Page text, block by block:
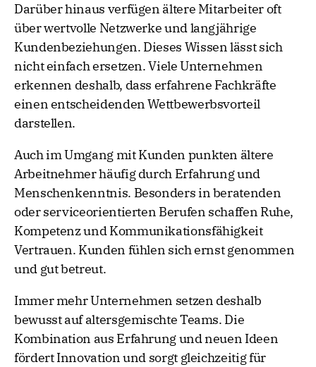
Darüber hinaus verfügen ältere Mitarbeiter oft
über wertvolle Netzwerke und langjährige
Kundenbeziehungen. Dieses Wissen lässt sich
nicht einfach ersetzen. Viele Unternehmen
erkennen deshalb, dass erfahrene Fachkräfte
einen entscheidenden Wettbewerbsvorteil
darstellen.
Auch im Umgang mit Kunden punkten ältere
Arbeitnehmer häufig durch Erfahrung und
Menschenkenntnis. Besonders in beratenden
oder serviceorientierten Berufen schaffen Ruhe,
Kompetenz und Kommunikationsfähigkeit
Vertrauen. Kunden fühlen sich ernst genommen
und gut betreut.
Immer mehr Unternehmen setzen deshalb
bewusst auf altersgemischte Teams. Die
Kombination aus Erfahrung und neuen Ideen
fördert Innovation und sorgt gleichzeitig für